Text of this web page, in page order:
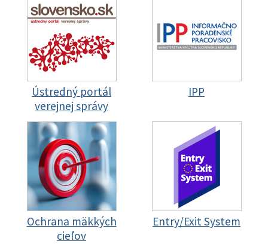
Ústredný portál
verejnej správy
IPP
Ochrana mäkkých
cieľov
Entry/Exit System